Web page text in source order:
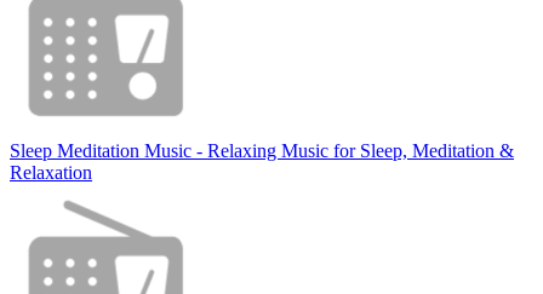
Sleep Meditation Music - Relaxing Music for Sleep, Meditation &
Relaxation